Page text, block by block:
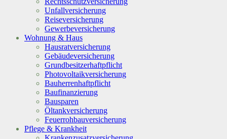
Unfallversicherung
Reiseversicherung
Gewerbeversicherung
Wohnung & Haus
Hausratversicherung
Gebäudeversicherung
Grundbesitzerhaftpflicht
Photovoltaikversicherung
Bauherrenhaftpflicht
Baufinanzierung
Bausparen
Öltankversicherung
Feuerrohbauversicherung
Pflege & Krankheit